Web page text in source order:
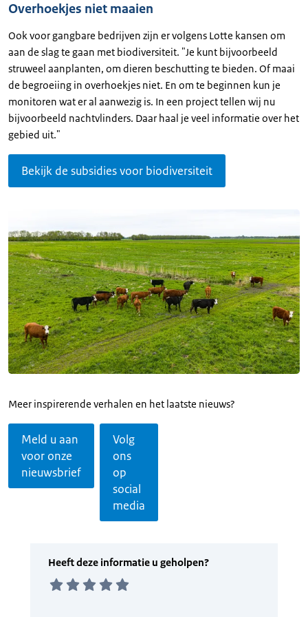
Overhoekjes niet maaien
Ook voor gangbare bedrijven zijn er volgens Lotte kansen om
aan de slag te gaan met biodiversiteit. "Je kunt bijvoorbeeld
struweel aanplanten, om dieren beschutting te bieden. Of maai
de begroeiing in overhoekjes niet. En om te beginnen kun je
monitoren wat er al aanwezig is. In een project tellen wij nu
bijvoorbeeld nachtvlinders. Daar haal je veel informatie over het
gebied uit."
Bekijk de subsidies voor biodiversiteit
Meer inspirerende verhalen en het laatste nieuws?
Meld u aan
voor onze
nieuwsbrief
Volg
ons
op
social
media